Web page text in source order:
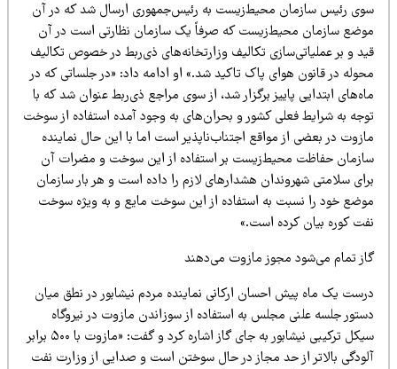
رئیس‌ سازمان محیط‌زیست به رئیس‌جمهوری ارسال شد که در آن
سازمان محیط‌زیست که صرفاً یک سازمان نظارتی است در آن
و بر عملیاتی‌سازی تکالیف وزارتخانه‌های ذی‌ربط در خصوص تکالیف
در قانون هوای پاک تاکید شد.» او ادامه داد: «در جلساتی که در
ابتدایی پاییز برگزار شد، از سوی مراجع ذی‌ربط عنوان شد که با
به شرایط فعلی کشور و بحران‌های به وجود آمده استفاده از سوخت
در بعضی از مواقع اجتناب‌ناپذیر است اما با این حال نماینده
حفاظت محیط‌زیست بر استفاده از این سوخت و مضرات آن
سلامتی شهروندان هشدارهای لازم را داده است و هر بار سازمان
خود را نسبت به استفاده از این سوخت مایع و به ویژه سوخت
کوره بیان کرده است.»
تمام می‌شود مجوز مازوت می‌دهند
یک ماه پیش احسان ارکانی نماینده مردم نیشابور در نطق میان
جلسه علنی مجلس به استفاده از سوزاندن مازوت در نیروگاه
سیکل ترکیبی نیشابور به جای گاز اشاره کرد و گفت: «مازوت با ۵۰۰ برابر
بالاتر از حد مجاز در حال سوختن است و صدایی از وزارت نفت